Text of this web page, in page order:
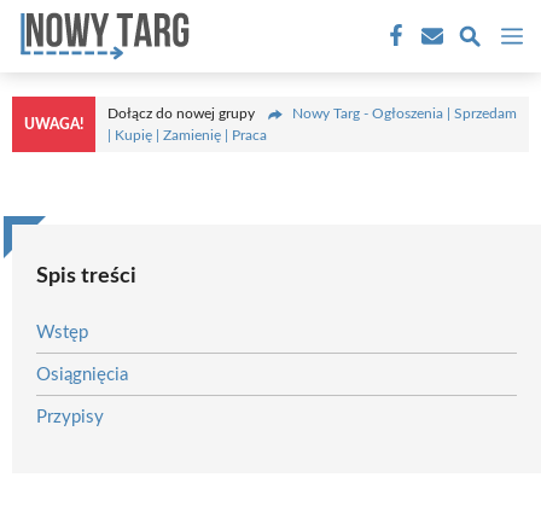
Przejdź
treści
UWAGA!
Dołącz do nowej grupy
Nowy Targ - Ogłoszenia | Sprzedam
| Kupię | Zamienię | Praca
Spis treści
Wstęp
Osiągnięcia
Przypisy